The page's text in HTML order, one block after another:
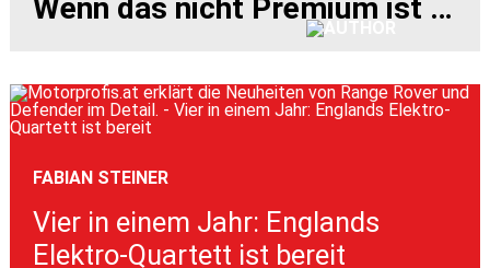
Wenn das nicht Premium ist …
FABIAN STEINER
Vier in einem Jahr: Englands
Elektro-Quartett ist bereit